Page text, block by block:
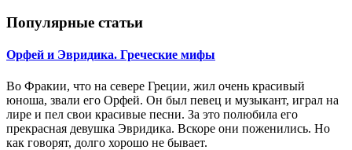
Популярные статьи
Орфей и Эвридика. Греческие мифы
Во Фракии, что на севере Греции, жил очень красивый
юноша, звали его Орфей. Он был певец и музыкант, играл на
лире и пел свои красивые песни. За это полюбила его
прекрасная девушка Эвридика. Вскоре они поженились. Но
как говорят, долго хорошо не бывает.